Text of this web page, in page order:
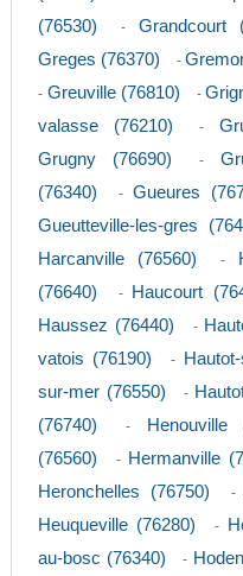
(76530)
- Grandcourt
Greges (76370) -
- Greuville (76810) -
valasse (76210)
-
Grugny (76690) -
(76340)
- Gueures
Gueutteville-les-gres
Harcanville (76560) -
(76640)
- Haucourt
Haussez (76440) -
vatois (76190)
-
sur-mer (76550)
-
(76740)
- Henouville
(76560)
- Hermanville
Heronchelles (76750) -
Heuqueville (76280) -
au-bosc (76340)
-